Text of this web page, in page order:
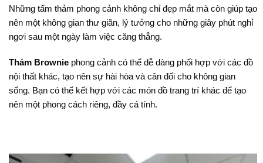
Những tấm thảm phong cảnh không chỉ đẹp mắt mà còn giúp tạo
nên một không gian thư giãn, lý tưởng cho những giây phút nghỉ
ngơi sau một ngày làm việc căng thẳng.
Thảm Brownie phong cảnh có thể dễ dàng phối hợp với các đồ
nội thất khác, tạo nên sự hài hòa và cân đối cho không gian
sống. Bạn có thể kết hợp với các món đồ trang trí khác để tạo
nên một phong cách riêng, đầy cá tính.